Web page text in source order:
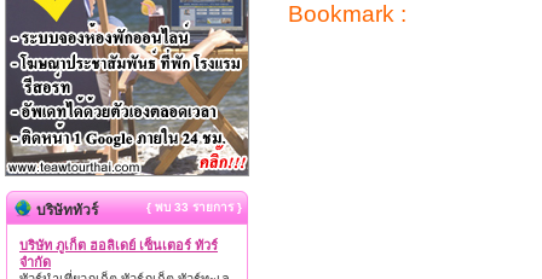
Bookmark :
บริษัททัวร์ { พบ 33 รายการ }
บริษัท ภูเก็ต ฮอลิเดย์ เซ็นเตอร์ ทัวร์
จำกัด